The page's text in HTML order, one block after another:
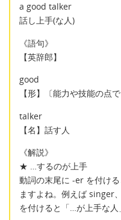
a good talker
話し上手(な人)
《語句》
【英辞郎】
good
【形】〔能力や技能の点
talker
【名】話す人
《解説》
★ …するのが上手
動詞の末尾に -er を付け
ますよね。例えば singer
を付けると「…が上手な人